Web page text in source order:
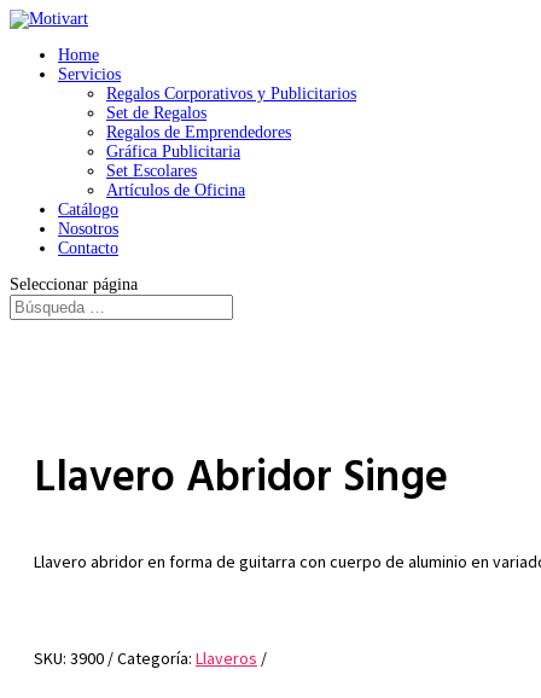
Home
Servicios
Regalos Corporativos y Publicitarios
Set de Regalos
Regalos de Emprendedores
Gráfica Publicitaria
Set Escolares
Artículos de Oficina
Catálogo
Nosotros
Contacto
Seleccionar página
Llavero Abridor Singe
Llavero abridor en forma de guitarra con cuerpo de aluminio en
SKU: 3900 Categoría: Llaveros